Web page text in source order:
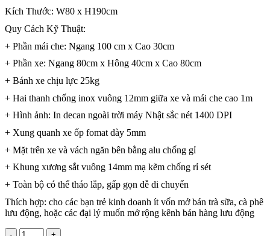
Kích Thước: W80 x H190cm
Quy Cách Kỹ Thuật:
+ Phần mái che: Ngang 100 cm x Cao 30cm
+ Phần xe: Ngang 80cm x Hông 40cm x Cao 80cm
+ Bánh xe chịu lực 25kg
+ Hai thanh chống inox vuông 12mm giữa xe và mái che cao 1m
+ Hình ảnh: In decan ngoài trời máy Nhật sắc nét 1400 DPI
+ Xung quanh xe ốp fomat dày 5mm
+ Mặt trên xe và vách ngăn bên bằng alu chống gỉ
+ Khung xương sắt vuông 14mm mạ kẽm chống rỉ sét
+ Toàn bộ có thể tháo lắp, gấp gọn dễ di chuyển
Thích hợp: cho các bạn trẻ kinh doanh ít vốn mở bán trà sữa, cà phê
lưu động, hoặc các đại lý muốn mở rộng kênh bán hàng lưu động